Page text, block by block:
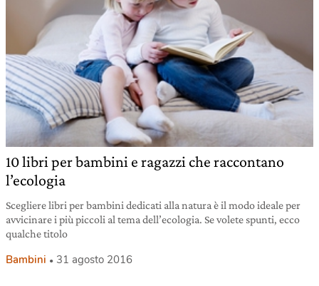
10 libri per bambini e ragazzi che raccontano
l’ecologia
Scegliere libri per bambini dedicati alla natura è il modo ideale per
avvicinare i più piccoli al tema dell’ecologia. Se volete spunti, ecco
qualche titolo
Bambini 31 agosto 2016